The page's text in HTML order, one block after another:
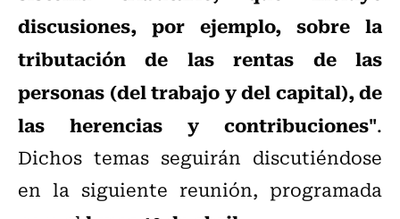
discusiones, por ejemplo, sobre la
tributación de las rentas de las
personas (del trabajo y del capital), de
las herencias y contribuciones".
Dichos temas seguirán discutiéndose
en la siguiente reunión, programada